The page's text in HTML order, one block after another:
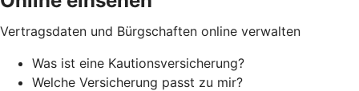
Vertragsdaten und Bürgschaften online verwalten
Was ist eine Kautionsversicherung?
Welche Versicherung passt zu mir?